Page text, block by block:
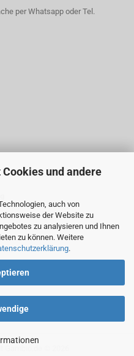
und andere
auch von
der Website zu
zu analysieren und Ihnen
zu können. Weitere
.
per Whatsapp oder Tel.